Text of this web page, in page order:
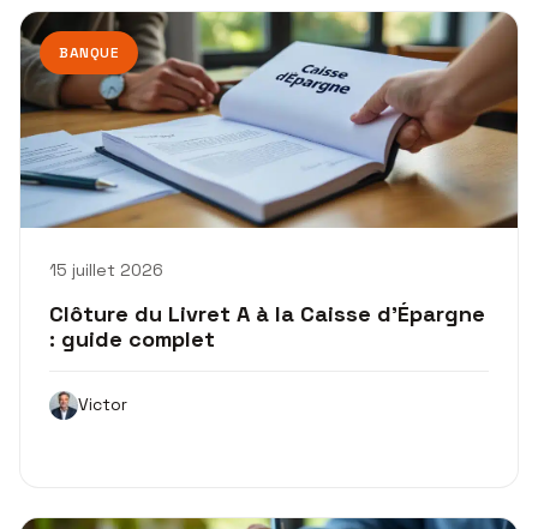
BANQUE
15 juillet 2026
Clôture du Livret A à la Caisse d’Épargne
: guide complet
Victor